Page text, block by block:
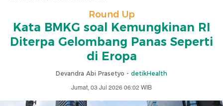
Round Up
Kata BMKG soal Kemungkinan RI
Diterpa Gelombang Panas Seperti
di Eropa
Devandra Abi Prasetyo - detikHealth
Jumat, 03 Jul 2026 06:02 WIB